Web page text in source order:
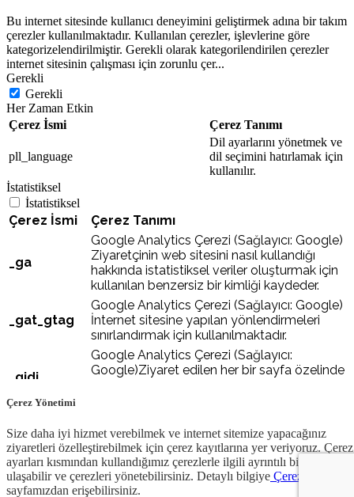
Çerez Yönetimi
Size daha iyi hizmet verebilmek ve internet sitemize yapacağınız
ziyaretleri özelleştirebilmek için çerez kayıtlarına yer veriyoruz. Çerez
ayarları kısmından kullandığımız çerezlerle ilgili ayrıntılı bilgiye
ulaşabilir ve çerezleri yönetebilirsiniz. Detaylı bilgiye Çerez Yönetimi
sayfamızdan erişebilirsiniz.
Bu internet sitesinde kullanıcı deneyimini geliştirmek adına bir takım
çerezler kullanılmaktadır. Kullanılan çerezler, işlevlerine göre
kategorizelendirilmiştir. Gerekli olarak kategorilendirilen çerezler
internet sitesinin çalışması için zorunlu çer...
Gerekli
Gerekli
Her Zaman Etkin
Çerez İsmi
Çerez Tanımı
pll_language
Dil ayarlarını yönetmek ve
dil seçimini hatırlamak için
kullanılır.
İstatistiksel
İstatistiksel
Çerez İsmi Çerez Tanımı
_ga
Google Analytics Çerezi (Sağlayıcı: Google)
Ziyaretçinin web sitesini nasıl kullandığı
hakkında istatistiksel veriler oluşturmak için
kullanılan benzersiz bir kimliği kaydeder.
_gat_gtag
Google Analytics Çerezi (Sağlayıcı: Google)
İnternet sitesine yapılan yönlendirmeleri
sınırlandırmak için kullanılmaktadır.
_gidi
Google Analytics Çerezi (Sağlayıcı:
Google)Ziyaret edilen her bir sayfa özelinde
E-Bülten - Dergi Üyeliği
Abone Ol